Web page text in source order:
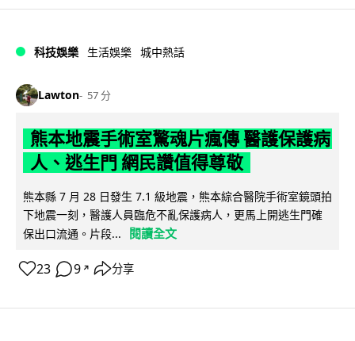
科技娛樂 生活娛樂 城中熱話
Lawton 57 分
熊本地震手術室驚魂片瘋傳 醫護保護病
人、逃生門 網民讚值得尊敬
熊本縣 7 月 28 日發生 7.1 級地震，熊本綜合醫院手術室鏡頭拍
下地震一刻，醫護人員臨危不亂保護病人，更馬上開逃生門確
保出口流通。片段...
閱讀全文
23 9 ↗ 分享